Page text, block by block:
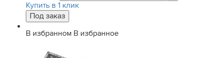
Купить в 1 клик
В избранном В избранное